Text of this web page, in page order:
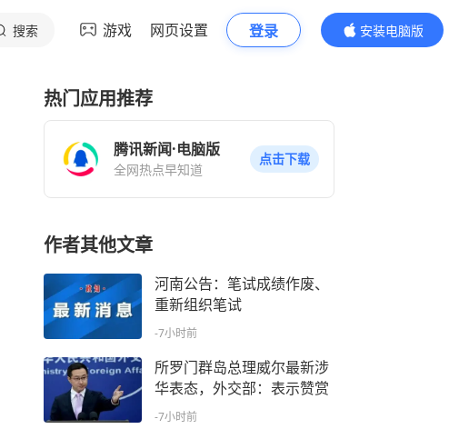
搜索 游戏 网页设置 登录
安装电脑版
内容更精彩
热门应用推荐
腾讯新闻·电脑版
全网热点早知道
点击下载
作者其他文章
河南公告：笔试成绩作废、
重新组织笔试
-7小时前
所罗门群岛总理威尔最新涉
华表态，外交部：表示赞赏
-7小时前